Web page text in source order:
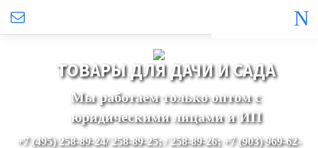
ТОВАРЫ ДЛЯ ДАЧИ И САДА
Мы работаем только оптом с
юридическими лицами и ИП
+7 (495) 258-89-24/ 258-89-25; / 258-89-26; +7 (903) 969-62-